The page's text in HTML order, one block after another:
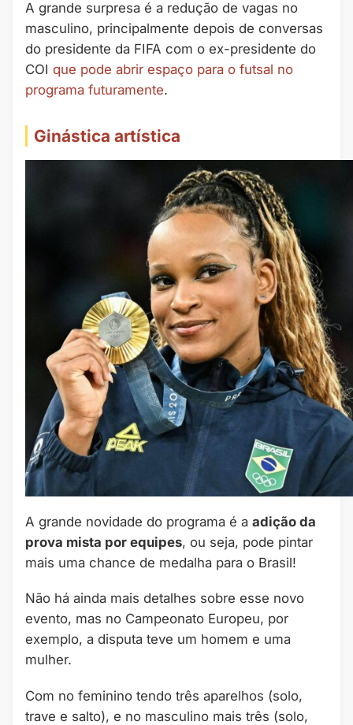
A grande surpresa é a redução de vagas no
masculino, principalmente depois de conversas
do presidente da FIFA com o ex-presidente do
COI que pode abrir espaço para o futsal no
programa futuramente.
Ginástica artística
A grande novidade do programa é a adição da
prova mista por equipes, ou seja, pode pintar
mais uma chance de medalha para o Brasil!
Não há ainda mais detalhes sobre esse novo
evento, mas no Campeonato Europeu, por
exemplo, a disputa teve um homem e uma
mulher.
Com no feminino tendo três aparelhos (solo,
trave e salto), e no masculino mais três (solo,